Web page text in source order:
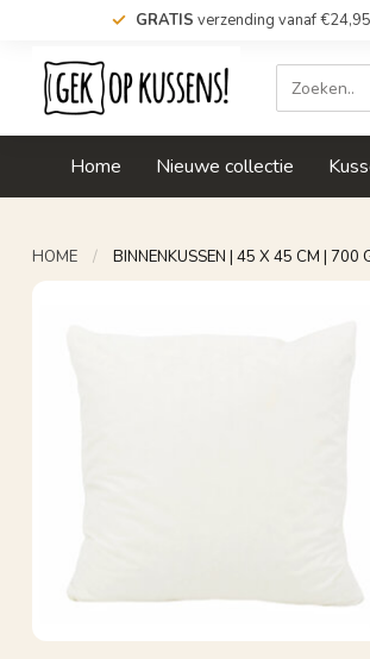
GRATIS verzending vanaf €24,95
Home Nieuwe collectie
HOME / BINNENKUSSEN | 45 X 45 CM |